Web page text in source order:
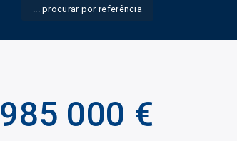
... procurar por referência
985 000 €